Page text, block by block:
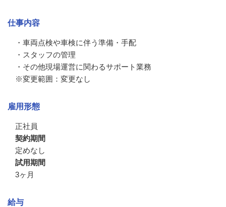
仕事内容
・車両点検や車検に伴う準備・手配
・スタッフの管理
・その他現場運営に関わるサポート業務
※変更範囲：変更なし
雇用形態
正社員
契約期間
定めなし
試用期間
3ヶ月
給与